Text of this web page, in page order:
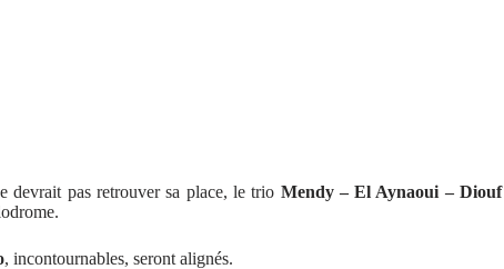
devrait pas retrouver sa place, le trio Mendy – El Aynaoui – Diouf
, incontournables, seront alignés.